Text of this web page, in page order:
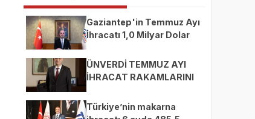
Gaziantep'in Temmuz Ayı
İhracatı 1,0 Milyar Dolar
ÜNVERDİ TEMMUZ AYI
İHRACAT RAKAMLARINI
Türkiye’nin makarna